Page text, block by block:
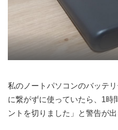
私のノートパソコンのバッテ
に繋がずに使っていたら、1時
ントを切りました」と警告が